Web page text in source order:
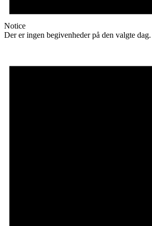
Notice
Der er ingen begivenheder på den valgte dag.